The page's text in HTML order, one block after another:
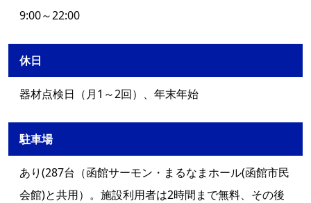
9:00～22:00
休日
器材点検日（月1～2回）、年末年始
駐車場
あり(287台（函館サーモン・まるなまホール(函館市民
会館)と共用）。施設利用者は2時間まで無料、その後